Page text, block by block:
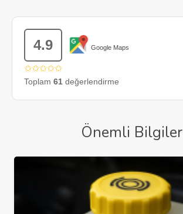
4.9 Google Maps
✩✩✩✩✩
Toplam 61 değerlendirme
Önemli Bilgiler